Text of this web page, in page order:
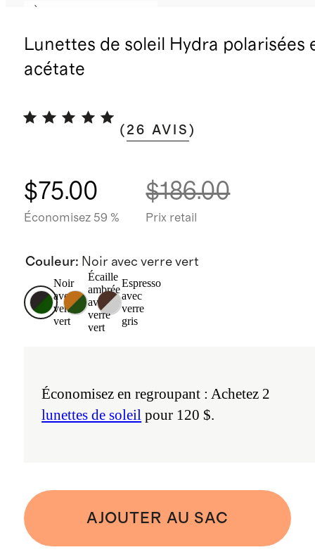
Lunettes de soleil Hydra polarisées
acétate
( 26 AVIS )
$75.00
Économisez 59 %
$186.00
Prix retail
Couleur: Noir avec verre vert
Noir
avec
verre
vert
Écaille
ambrée
avec
verre
vert
Espresso
avec
verre
gris
Économisez en regroupant : Achetez 2
lunettes de soleil pour 120 $.
AJOUTER AU SAC